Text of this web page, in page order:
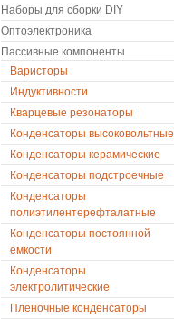
Наборы для сборки DIY
Оптоэлектроника
Пассивные компоненты
Варисторы
Индуктивности
Кварцевые резонаторы
Конденсаторы высоковольтные
Конденсаторы керамические
Конденсаторы подстроечные
Конденсаторы
полиэтилентерефталатные
Конденсаторы постоянной
емкости
Конденсаторы
электролитические
Пленочные конденсаторы